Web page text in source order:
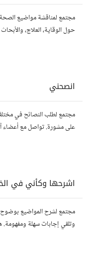
مجتمع لمناقشة مواضيع
حول الوقاية، العلاج،
انصحني
مجتمع لطلب النصائح في
على مشورة. تواصل مع أعضاء
اشرحها وكأني في
مجتمع لشرح المواضيع
وتلقي إجابات سهلة